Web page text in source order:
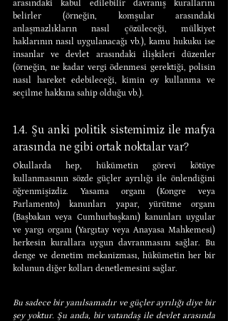
arasındaki kabul edilebilir davranış kurallarını
belirler (örneğin, komşular arasındaki
anlaşmazlıkların nasıl çözüleceği, mülkiyet
haklarının nasıl uygulanacağı vb.), kamu hukuku ise
insanlar ve devlet arasındaki ilişkileri düzenler
(örneğin, ne kadar vergi ödenmesi gerektiği, polisin
nasıl hareket edebileceği, kimin oy kullanma ve
seçilme hakkına sahip olduğu vb.).
1.4. Şu anki politik sistemimiz ile mafya
arasında ne gibi ortak noktalar var?
Okullarda hep, hükümetin görevi kötüye
kullanmasının sözde güçler ayrılığı ile önlendiğini
öğrenmişizdiz. Yasama organı (Kongre veya
Parlamento) kanunları yapar, yürütme organı
(Başbakan veya Cumhurbaşkanı) kanunları uygular
ve yargı organı (Yargıtay veya Anayasa Mahkemesi)
herkesin kurallara uygun davranmasını sağlar. Bu
denge ve denetim mekanizması, hükümetin her bir
kolunun diğer kolları denetlemesini sağlar.
Bu sadece bir yanılsamadır ve güçler ayrılığı diye bir
şey yoktur. Şu anda, bir vatandaş ile devlet arasında